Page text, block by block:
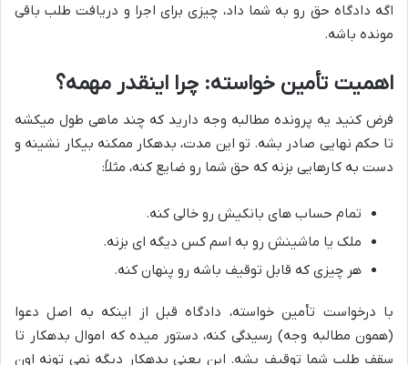
اگه دادگاه حق رو به شما داد، چیزی برای اجرا و دریافت طلب باقی
مونده باشه.
اهمیت تأمین خواسته: چرا اینقدر مهمه؟
فرض کنید یه پرونده مطالبه وجه دارید که چند ماهی طول میکشه
تا حکم نهایی صادر بشه. تو این مدت، بدهکار ممکنه بیکار نشینه و
دست به کارهایی بزنه که حق شما رو ضایع کنه، مثلاً:
تمام حساب های بانکیش رو خالی کنه.
ملک یا ماشینش رو به اسم کس دیگه ای بزنه.
هر چیزی که قابل توقیف باشه رو پنهان کنه.
با درخواست تأمین خواسته، دادگاه قبل از اینکه به اصل دعوا
(همون مطالبه وجه) رسیدگی کنه، دستور میده که اموال بدهکار تا
سقف طلب شما توقیف بشه. این یعنی بدهکار دیگه نمی تونه اون